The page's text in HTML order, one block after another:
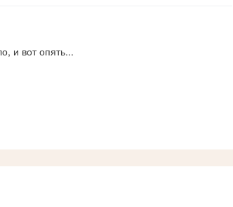
и вот опять...